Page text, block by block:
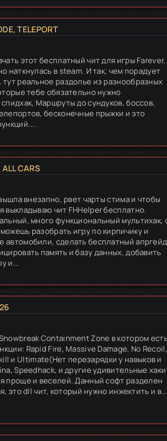
TELEPORT
этот бесплатный чит для игры Farever,
наткнулась в steam. И так, чем порадует
реальное раздолье из разнообразных
тебе обязательно нужно
Маршруты до сундуков, боссов,
бесконечные прыжки и это
CARS
внезапно, рвет чарты стима и чтобы
выкладываю чит FHHelper бесплатно.
много функциональный мультихак,
разобрать игру по кирпичику и
автомобили, сделать бесплатный
память и базу данных, добавить
и...
Containment Zone в котором
Rapid Fire, Massive Damage, No Recoil,
и Ultimate(Нет перезарядки у навыков и
Speedhack, и другие удивительные
проще и веселей. Данный софт разделен
это dll чит, который нужно инжектить и